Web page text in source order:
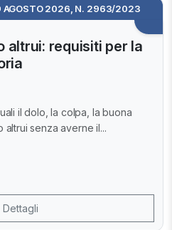
AGOSTO 2026, N. 2963/2023
altrui: requisiti per la
il dolo, la colpa, la buona
senza averne il...
Dettagli